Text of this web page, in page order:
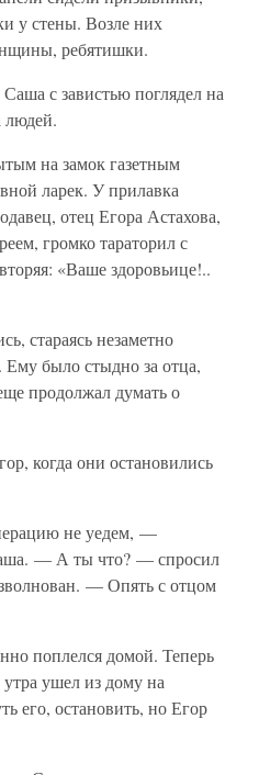
у стены. Возле них
ребятишки.
с завистью поглядел на
людей.
на замок газетным
ларек. У прилавка
отец Егора Астахова,
громко тараторил с
«Ваше здоровьице!..
стараясь незаметно
было стыдно за отца,
продолжал думать о
когда они остановились
не уедем, —
— А ты что? — спросил
— Опять с отцом
поплелся домой. Теперь
ушел из дому на
его, остановить, но Егор